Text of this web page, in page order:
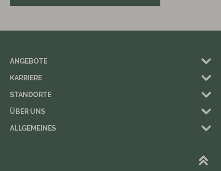
ANGEBOTE
KARRIERE
STANDORTE
ÜBER UNS
ALLGEMEINES